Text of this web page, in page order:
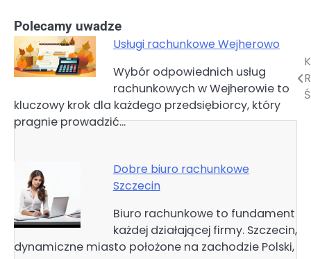
Polecamy uwadze
Usługi rachunkowe Wejherowo
Wybór odpowiednich usług
rachunkowych w Wejherowie to
kluczowy krok dla każdego przedsiębiorcy, który
pragnie prowadzić…
Dobre biuro rachunkowe
Szczecin
Biuro rachunkowe to fundament
każdej działającej firmy. Szczecin,
dynamiczne miasto położone na zachodzie Polski,
Nawigacja